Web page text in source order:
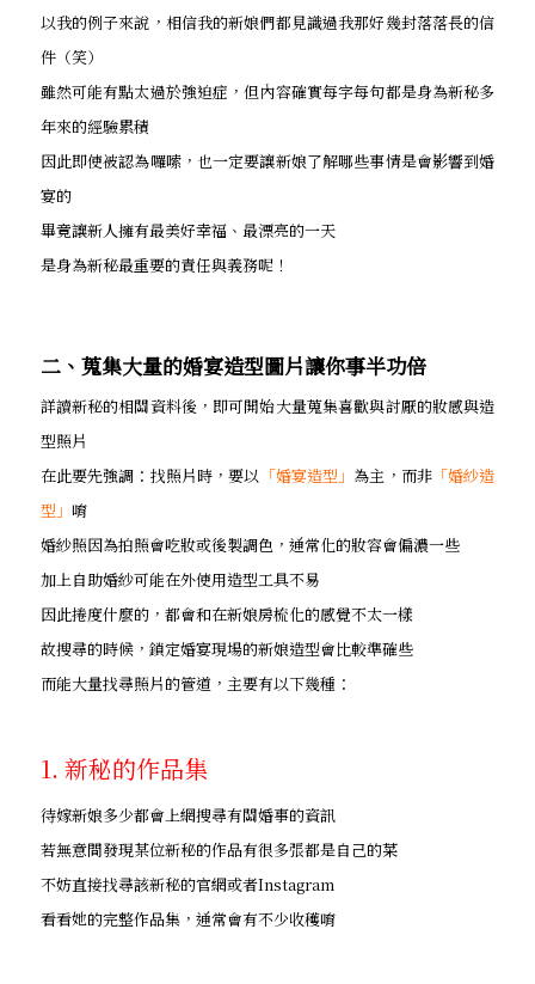
以我的例子來說，相信我的新娘們都見識過我那好幾封落落長的信
件（笑）
雖然可能有點太過於強迫症，但內容確實每字每句都是身為新秘多
年來的經驗累積
因此即使被認為囉嗦，也一定要讓新娘了解哪些事情是會影響到婚
宴的
畢竟讓新人擁有最美好幸福、最漂亮的一天
是身為新秘最重要的責任與義務呢！
二、蒐集大量的婚宴造型圖片讓你事半功倍
詳讀新秘的相關資料後，即可開始大量蒐集喜歡與討厭的妝感與造
型照片
在此要先強調：找照片時，要以 「婚宴造型」 為主，而非 「婚紗造
型」 唷
婚紗照因為拍照會吃妝或後製調色，通常化的妝容會偏濃一些
加上自助婚紗可能在外使用造型工具不易
因此捲度什麼的，都會和在新娘房梳化的感覺不太一樣
故搜尋的時候，鎖定婚宴現場的新娘造型會比較準確些
而能大量找尋照片的管道，主要有以下幾種：
1. 新秘的作品集
待嫁新娘多少都會上網搜尋有關婚事的資訊
若無意間發現某位新秘的作品有很多張都是自己的菜
不妨直接找尋該新秘的官網或者Instagram
看看她的完整作品集，通常會有不少收穫唷